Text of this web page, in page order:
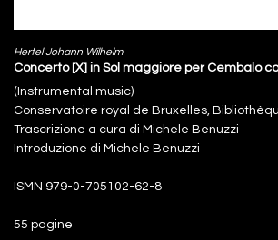
Hertel Johann Wilhelm
Concerto [X] in Sol maggiore per Cembalo
(Instrumental music)
Conservatoire royal de Bruxelles,
Trascrizione a cura di Michele Benuzzi
Introduzione di Michele Benuzzi
ISMN 979-0-705102-62-8
55 pagine